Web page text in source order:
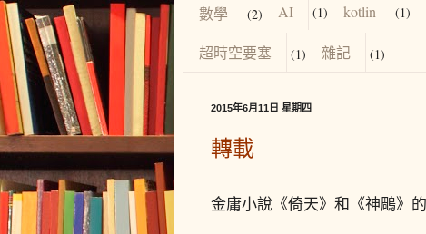
數學 (2) AI (1) kotlin (1)
超時空要塞 (1) 雜記 (1)
2015年6月11日 星期四
轉載
金庸小說《倚天》和《神鵰》